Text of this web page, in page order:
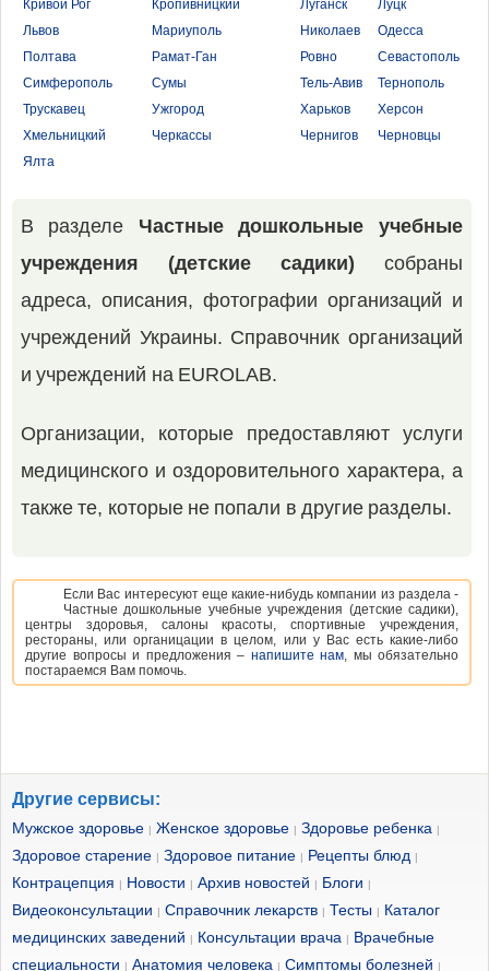
Кривой Рог
Кропивницкий Луганск
Луцк
Львов
Мариуполь Николаев
Одесса
Полтава
Рамат-Ган Ровно
Севастополь
Симферополь
Сумы Тель-Авив
Тернополь
Трускавец
Ужгород Харьков
Херсон
Хмельницкий
Черкассы Чернигов
Черновцы
Ялта
В разделе Частные дошкольные учебные
учреждения (детские садики) собраны
адреса, описания, фотографии организаций и
учреждений Украины. Справочник организаций
и учреждений на EUROLAB.
Организации, которые предоставляют услуги
медицинского и оздоровительного характера, а
также те, которые не попали в другие разделы.
Если Вас интересуют еще какие-нибудь компании из раздела -
Частные дошкольные учебные учреждения (детские садики),
центры здоровья, салоны красоты, спортивные учреждения,
рестораны, или органицации в целом, или у Вас есть какие-либо
другие вопросы и предложения – напишите нам, мы обязательно
постараемся Вам помочь.
Другие сервисы:
Мужское здоровье | Женское здоровье | Здоровье ребенка |
Здоровое старение | Здоровое питание | Рецепты блюд |
Контрацепция | Новости | Архив новостей | Блоги |
Видеоконсультации | Справочник лекарств | Тесты | Каталог
медицинских заведений | Консультации врача | Врачебные
специальности | Анатомия человека | Симптомы болезней |